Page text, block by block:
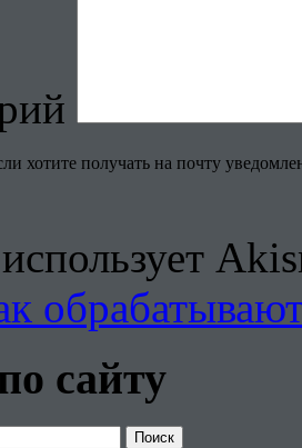
хотите получать на почту
сайту